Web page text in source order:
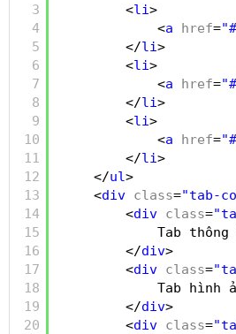
3
4
5
6
7
8
9
10
11
12
13
14
15
16
17
18
19
20
<li>
<a href=
</li>
<li>
<a href=
</li>
<li>
<a href=
</li>
</ul>
<div class="tab-
<div class=
Tab
</div>
<div class=
Tab hình
</div>
<div class=